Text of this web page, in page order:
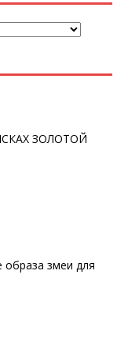
ЗОЛОТОЙ
образа змеи для